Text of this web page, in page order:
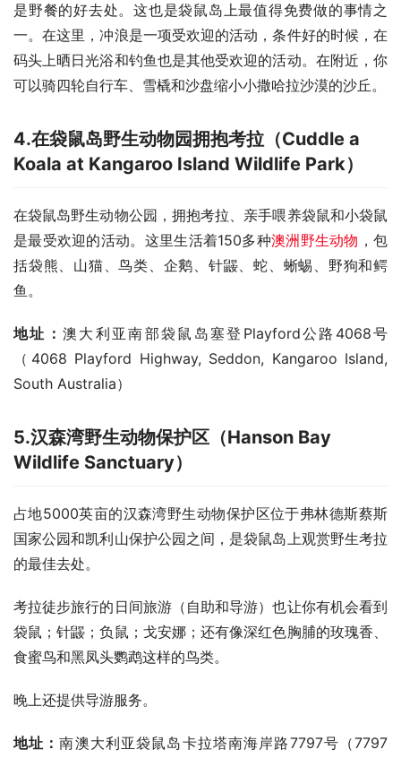
是野餐的好去处。这也是袋鼠岛上最值得免费做的事情之
一。在这里，冲浪是一项受欢迎的活动，条件好的时候，在
码头上晒日光浴和钓鱼也是其他受欢迎的活动。在附近，你
可以骑四轮自行车、雪橇和沙盘缩小小撒哈拉沙漠的沙丘。
4.在袋鼠岛野生动物园拥抱考拉（Cuddle a
Koala at Kangaroo Island Wildlife Park）
在袋鼠岛野生动物公园，拥抱考拉、亲手喂养袋鼠和小袋鼠
是最受欢迎的活动。这里生活着150多种澳洲野生动物 ，包
括袋熊、山猫、鸟类、企鹅、针鼹、蛇、蜥蜴、野狗和鳄
鱼。
地址： 澳大利亚南部袋鼠岛塞登Playford公路4068号
（4068 Playford Highway, Seddon, Kangaroo Island,
South Australia）
5.汉森湾野生动物保护区（Hanson Bay
Wildlife Sanctuary）
占地5000英亩的汉森湾野生动物保护区位于弗林德斯蔡斯
国家公园和凯利山保护公园之间，是袋鼠岛上观赏野生考拉
的最佳去处。
考拉徒步旅行的日间旅游（自助和导游）也让你有机会看到
袋鼠；针鼹；负鼠；戈安娜；还有像深红色胸脯的玫瑰香、
食蜜鸟和黑凤头鹦鹉这样的鸟类。
晚上还提供导游服务。
地址：南澳大利亚袋鼠岛卡拉塔南海岸路7797号（7797